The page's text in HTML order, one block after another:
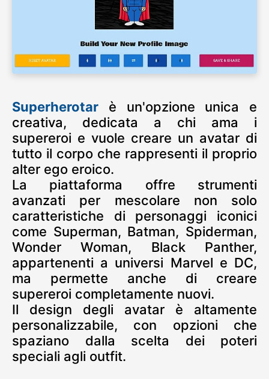
Superherotar è un'opzione unica e
creativa, dedicata a chi ama i
supereroi e vuole creare un avatar di
tutto il corpo che rappresenti il proprio
alter ego eroico.
La piattaforma offre strumenti
avanzati per mescolare non solo
caratteristiche di personaggi iconici
come Superman, Batman, Spiderman,
Wonder Woman, Black Panther,
appartenenti a universi Marvel e DC,
ma permette anche di creare
supereroi completamente nuovi.
Il design degli avatar è altamente
personalizzabile, con opzioni che
spaziano dalla scelta dei poteri
speciali agli outfit.